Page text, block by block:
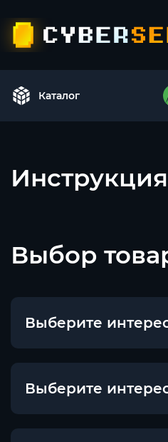
Каталог
Выбор
Выберите
Выберите